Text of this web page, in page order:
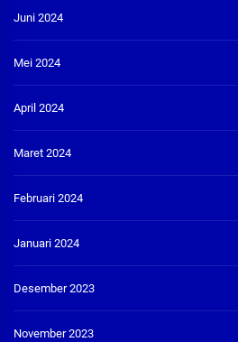
Juni 2024
Mei 2024
April 2024
Maret 2024
Februari 2024
Januari 2024
Desember 2023
November 2023